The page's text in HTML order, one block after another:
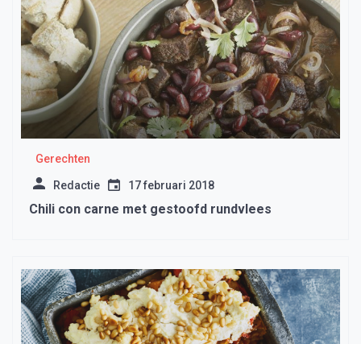
Gerechten
Redactie 17 februari 2018
Chili con carne met gestoofd rundvlees